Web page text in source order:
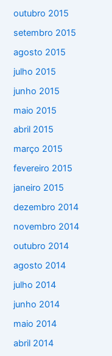
outubro 2015
setembro 2015
agosto 2015
julho 2015
junho 2015
maio 2015
abril 2015
março 2015
fevereiro 2015
janeiro 2015
dezembro 2014
novembro 2014
outubro 2014
agosto 2014
julho 2014
junho 2014
maio 2014
abril 2014